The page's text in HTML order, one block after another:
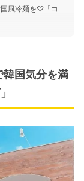
風冷麺を♡「コ
韓国気分を満